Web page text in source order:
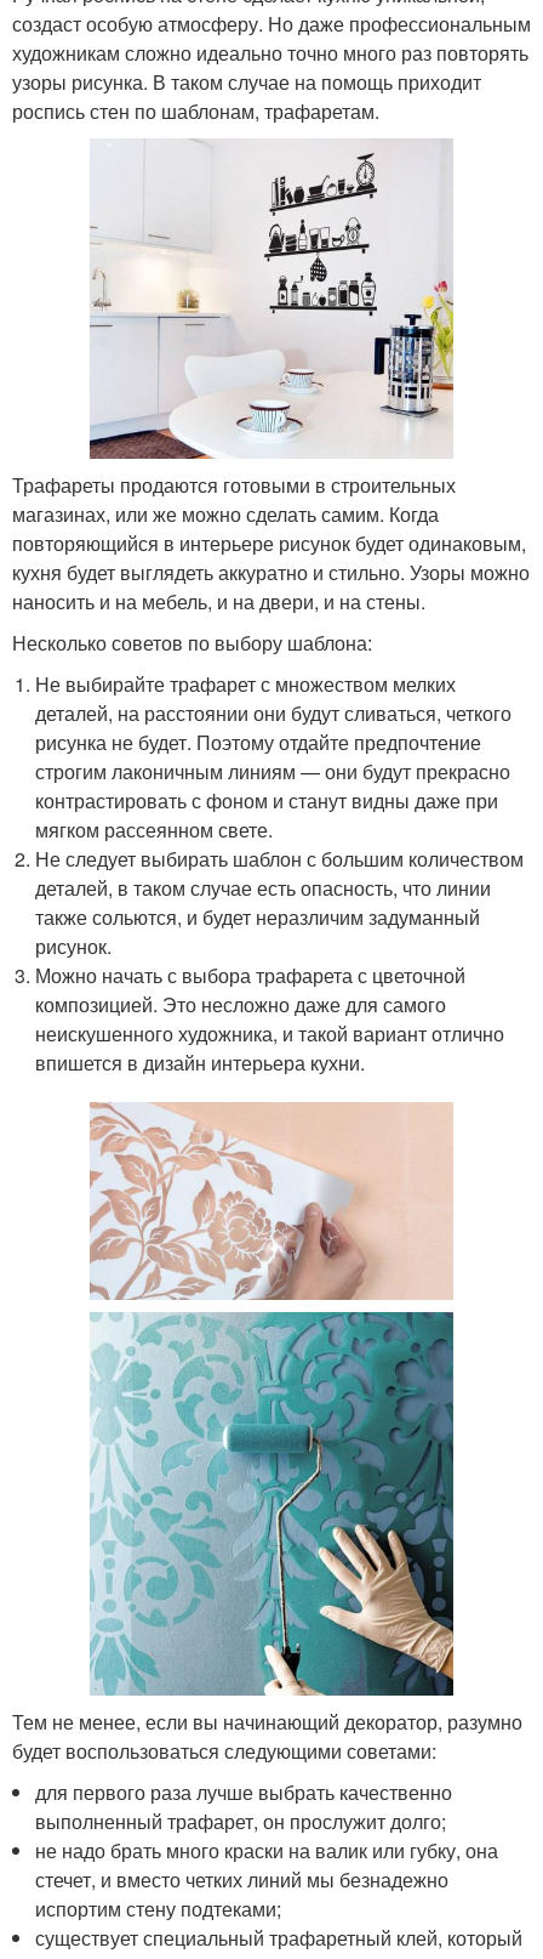
создаст особую атмосферу. Но даже профессиональным
художникам сложно идеально точно много раз повторять
узоры рисунка. В таком случае на помощь приходит
роспись стен по шаблонам, трафаретам.
Трафареты продаются готовыми в строительных
магазинах, или же можно сделать самим. Когда
повторяющийся в интерьере рисунок будет одинаковым,
кухня будет выглядеть аккуратно и стильно. Узоры можно
наносить и на мебель, и на двери, и на стены.
Несколько советов по выбору шаблона:
Не выбирайте трафарет с множеством мелких
деталей, на расстоянии они будут сливаться, четкого
рисунка не будет. Поэтому отдайте предпочтение
строгим лаконичным линиям — они будут прекрасно
контрастировать с фоном и станут видны даже при
мягком рассеянном свете.
Не следует выбирать шаблон с большим количеством
деталей, в таком случае есть опасность, что линии
также сольются, и будет неразличим задуманный
рисунок.
Можно начать с выбора трафарета с цветочной
композицией. Это несложно даже для самого
неискушенного художника, и такой вариант отлично
впишется в дизайн интерьера кухни.
Тем не менее, если вы начинающий декоратор, разумно
будет воспользоваться следующими советами:
для первого раза лучше выбрать качественно
выполненный трафарет, он прослужит долго;
не надо брать много краски на валик или губку, она
стечет, и вместо четких линий мы безнадежно
испортим стену подтеками;
существует специальный трафаретный клей, который